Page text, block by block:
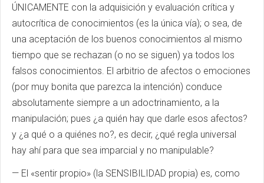
ÚNICAMENTE con la adquisición y evaluación crítica y
autocrítica de conocimientos (es la única vía); o sea, de
una aceptación de los buenos conocimientos al mismo
tiempo que se rechazan (o no se siguen) ya todos los
falsos conocimientos. El arbitrio de afectos o emociones
(por muy bonita que parezca la intención) conduce
absolutamente siempre a un adoctrinamiento, a la
manipulación; pues ¿a quién hay que darle esos afectos?
y ¿a qué o a quiénes no?, es decir, ¿qué regla universal
hay ahí para que sea imparcial y no manipulable?
— El «sentir propio» (la SENSIBILIDAD propia) es, como